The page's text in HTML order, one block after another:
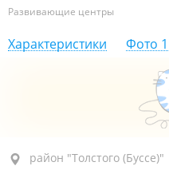
Развивающие центры
Характеристики Фото 1
район "Толстого (Буссе)",
район "Толстого (Буссе)"